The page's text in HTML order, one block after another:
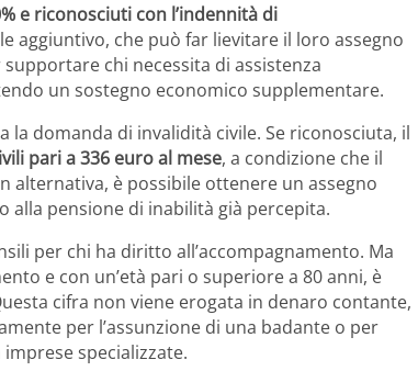
e riconosciuti con l’indennità di
aggiuntivo, che può far lievitare il loro assegno
chi necessita di assistenza
un sostegno economico supplementare.
la domanda di invalidità civile. Se riconosciuta, il
pari a 336 euro al mese, a condizione che il
alternativa, è possibile ottenere un assegno
alla pensione di inabilità già percepita.
per chi ha diritto all’accompagnamento. Ma
e con un’età pari o superiore a 80 anni, è
cifra non viene erogata in denaro contante,
per l’assunzione di una badante o per
specializzate.